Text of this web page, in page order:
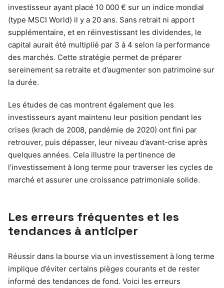
investisseur ayant placé 10 000 € sur un indice mondial
(type MSCI World) il y a 20 ans. Sans retrait ni apport
supplémentaire, et en réinvestissant les dividendes, le
capital aurait été multiplié par 3 à 4 selon la performance
des marchés. Cette stratégie permet de préparer
sereinement sa retraite et d’augmenter son patrimoine sur
la durée.
Les études de cas montrent également que les
investisseurs ayant maintenu leur position pendant les
crises (krach de 2008, pandémie de 2020) ont fini par
retrouver, puis dépasser, leur niveau d’avant-crise après
quelques années. Cela illustre la pertinence de
l’investissement à long terme pour traverser les cycles de
marché et assurer une croissance patrimoniale solide.
Les erreurs fréquentes et les
tendances à anticiper
Réussir dans la bourse via un investissement à long terme
implique d’éviter certains pièges courants et de rester
informé des tendances de fond. Voici les erreurs